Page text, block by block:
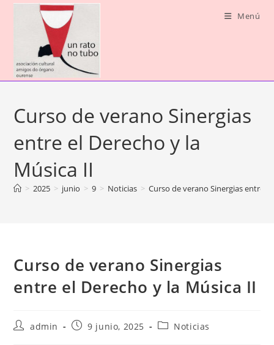
Menú
Curso de verano Sinergias
entre el Derecho y la
Música II
> 2025 > junio > 9 > Noticias > Curso de verano Sinergias entre
Curso de verano Sinergias
entre el Derecho y la Música II
Autoradmin
Publicación
9 junio, 2025
Categoría
Noticias